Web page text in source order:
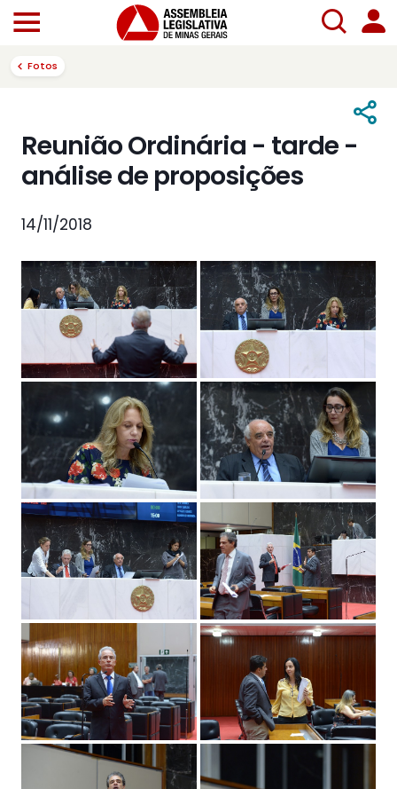
Fotos
Reunião Ordinária - tarde -
análise de proposições
14/11/2018